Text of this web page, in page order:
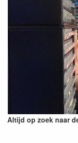
Altijd op zoek naar